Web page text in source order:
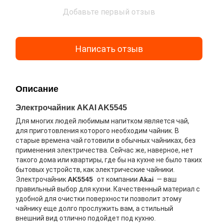
Добавьте первый отзыв
Написать отзыв
Описание
Электрочайник AKAI AK5545
Для многих людей любимым напитком является чай,
для приготовления которого необходим чайник. В
старые времена чай готовили в обычных чайниках, без
применения электричества. Сейчас же, наверное, нет
такого дома или квартиры, где бы на кухне не было таких
бытовых устройств, как электрические чайники.
ЭлектрочайникAK5545 от компании Akai — ваш
правильный выбор для кухни. Качественный материал с
удобной для очистки поверхности позволит этому
чайнику еще долго прослужить вам, а стильный
внешний вид отлично подойдет под кухню.